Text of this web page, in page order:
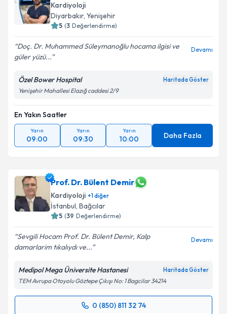
Kardiyoloji
Diyarbakır, Yenişehir
5 (3 Değerlendirme)
Doç. Dr. Muhammed Süleymanoğlu hocama ilgisi ve
güler yüzü...
Devamı
Özel Bower Hospital Haritada Göster
Yenişehir Mahallesi Elazığ caddesi 2/9
En Yakın Saatler
Yarın
09:00
Yarın
09:30
Yarın
10:00 Daha Fazla
Prof. Dr. Bülent Demir
Kardiyoloji +1diğer
İstanbul, Bağcılar
5 (39 Değerlendirme)
Sevgili Hocam Prof. Dr. Bülent Demir, Kalp
damarlarim tıkalıydı ve...
Devamı
Medipol Mega Üniversite Hastanesi Haritada Göster
TEM Avrupa Otoyolu Göztepe Çıkışı No: 1 Bagcilar 34214
0 (850) 811 32 74
Randevu Takvimi Talebi